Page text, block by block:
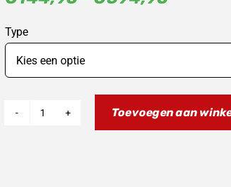
Type
Toevoegen aan